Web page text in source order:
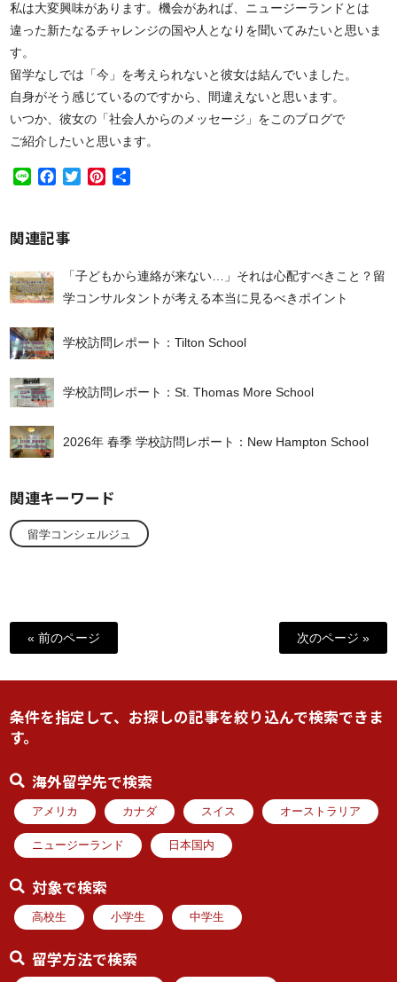
私は大変興味があります。機会があれば、ニュージーランドとは
違った新たなるチャレンジの国や人となりを聞いてみたいと思いま
す。
留学なしでは「今」を考えられないと彼女は結んでいました。
自身がそう感じているのですから、間違えないと思います。
いつか、彼女の「社会人からのメッセージ」をこのブログで
ご紹介したいと思います。
Line Facebook
TwitterPinterest
関連記事
「子どもから連絡が来ない…」それは心配すべきこと？留
学コンサルタントが考える本当に見るべきポイント
学校訪問レポート：Tilton School
学校訪問レポート：St. Thomas More School
2026年 春季 学校訪問レポート：New Hampton School
関連キーワード
留学コンシェルジュ
« 前のページ 次のページ »
条件を指定して、お探しの記事を絞り込んで検索できま
す。
海外留学先で検索
アメリカ カナダ スイス オーストラリア
ニュージーランド 日本国内
対象で検索
高校生 小学生 中学生
留学方法で検索